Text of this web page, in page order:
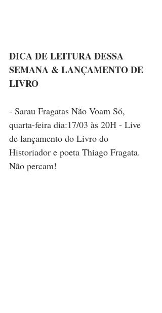
DICA DE LEITURA DESSA
SEMANA & LANÇAMENTO DE
LIVRO
- Sarau Fragatas Não Voam Só,
quarta-feira dia:17/03 às 20H - Live
de lançamento do Livro do
Historiador e poeta Thiago Fragata.
Não percam!